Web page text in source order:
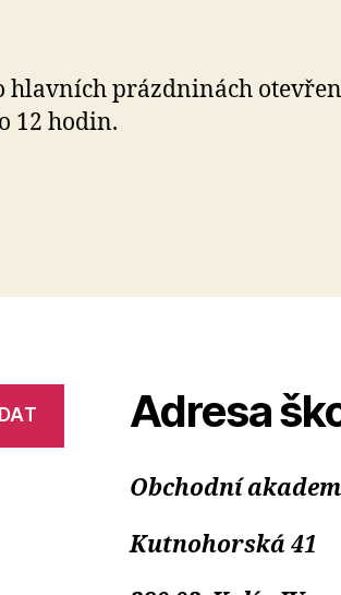
hlavních prázdninách
12 hodin.
Adresa
Obchodní
Kutnohorská 41